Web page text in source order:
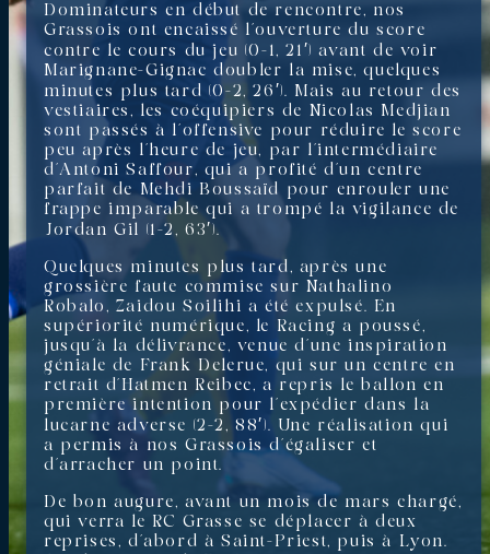
Dominateurs en début de rencontre, nos
Grassois ont encaissé l’ouverture du score
contre le cours du jeu (0-1, 21′) avant de voir
Marignane-Gignac doubler la mise, quelques
minutes plus tard (0-2, 26′). Mais au retour des
vestiaires, les coéquipiers de Nicolas Medjian
sont passés à l’offensive pour réduire le score
peu après l’heure de jeu, par l’intermédiaire
d’Antoni Saffour, qui a profité d’un centre
parfait de Mehdi Boussaïd pour enrouler une
frappe imparable qui a trompé la vigilance de
Jordan Gil (1-2, 63′).
Quelques minutes plus tard, après une
grossière faute commise sur Nathalino
Robalo, Zaidou Soilihi a été expulsé. En
supériorité numérique, le Racing a poussé,
jusqu’à la délivrance, venue d’une inspiration
géniale de Frank Delerue, qui sur un centre en
retrait d’Hatmen Reibec, a repris le ballon en
première intention pour l’expédier dans la
lucarne adverse (2-2, 88′). Une réalisation qui
a permis à nos Grassois d’égaliser et
d’arracher un point.
De bon augure, avant un mois de mars chargé,
qui verra le RC Grasse se déplacer à deux
reprises, d’abord à Saint-Priest, puis à Lyon.